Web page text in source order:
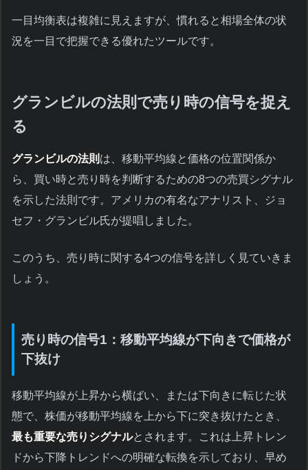
一目均衡表は複雑に見えますが、慣れると相場全体の状
況を一目で把握できる優れたツールです。
グランビルの法則で売り時の信号を捉え
る
グランビルの法則 は、移動平均線と価格の位置関係か
ら、買い時と売り時を判断するための8つの売買シグナル
を示した法則です。アメリカの有名なアナリスト、ジョ
セフ・グランビル氏が提唱しました。
このうち、売り時に関する4つの信号を詳しく見ていきま
しょう。
売り時の信号1：移動平均線が下向きで価格が
下抜け
移動平均線が上昇から横ばい、または下向きに転じた状
態で、株価が移動平均線を上から下に突き抜けたとき、
最も重要な売りシグナルとされます。これは上昇トレン
ドから下降トレンドへの明確な転換を示しており、早め